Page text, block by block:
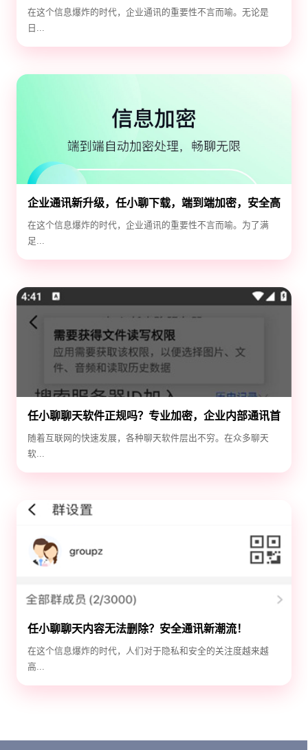
全守护神
在这个信息爆炸的时代，企业通讯的重要性不言而喻。无论是
日...
企业通讯新升级，任小聊下载，端到端加密，安全高
效！
在这个信息爆炸的时代，企业通讯的重要性不言而喻。为了满
足...
任小聊聊天软件正规吗？专业加密，企业内部通讯首
选！
随着互联网的快速发展，各种聊天软件层出不穷。在众多聊天
软...
任小聊聊天内容无法删除？安全通讯新潮流！
在这个信息爆炸的时代，人们对于隐私和安全的关注度越来越
高...